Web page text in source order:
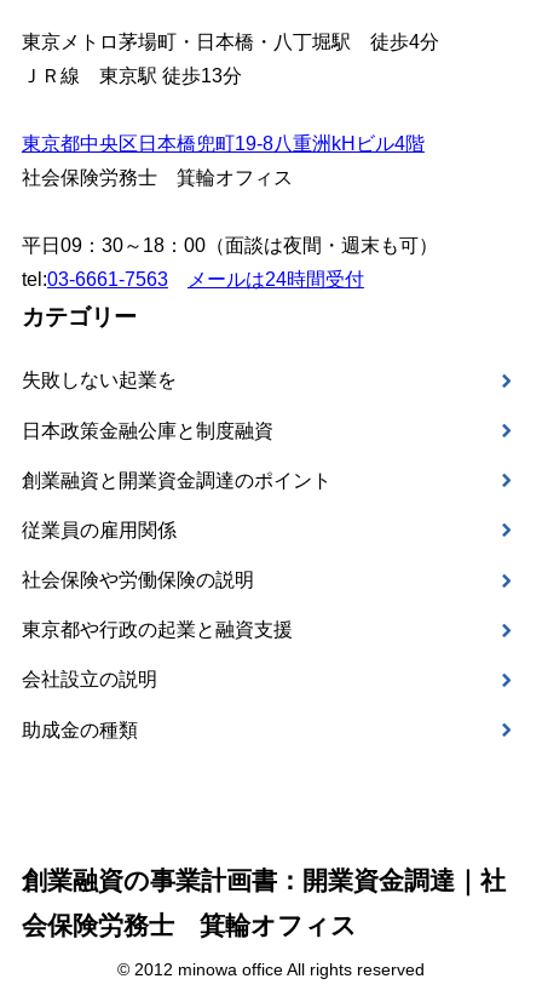
東京メトロ茅場町・日本橋・八丁堀駅 徒歩4分
ＪＲ線 東京駅 徒歩13分
東京都中央区日本橋兜町19-8八重洲kHビル4階
社会保険労務士 箕輪オフィス
平日09：30～18：00（面談は夜間・週末も可）
tel:03-6661-7563 メールは24時間受付
カテゴリー
失敗しない起業を
日本政策金融公庫と制度融資
創業融資と開業資金調達のポイント
従業員の雇用関係
社会保険や労働保険の説明
東京都や行政の起業と融資支援
会社設立の説明
助成金の種類
創業融資の事業計画書：開業資金調達｜社
会保険労務士 箕輪オフィス
© 2012 minowa office All rights reserved